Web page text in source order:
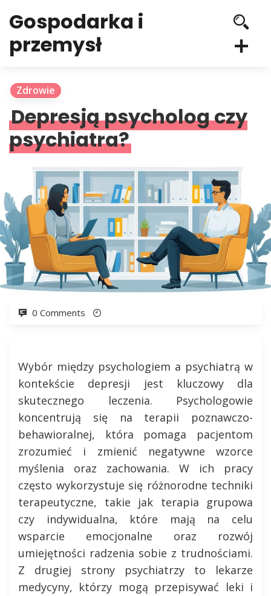
Gospodarka i
przemysł
Zdrowie
Depresją psycholog czy
psychiatra?
0 Comments
Wybór między psychologiem a psychiatrą w
kontekście depresji jest kluczowy dla
skutecznego leczenia. Psychologowie
koncentrują się na terapii poznawczo-
behawioralnej, która pomaga pacjentom
zrozumieć i zmienić negatywne wzorce
myślenia oraz zachowania. W ich pracy
często wykorzystuje się różnorodne techniki
terapeutyczne, takie jak terapia grupowa
czy indywidualna, które mają na celu
wsparcie emocjonalne oraz rozwój
umiejętności radzenia sobie z trudnościami.
Z drugiej strony psychiatrzy to lekarze
medycyny, którzy mogą przepisywać leki i